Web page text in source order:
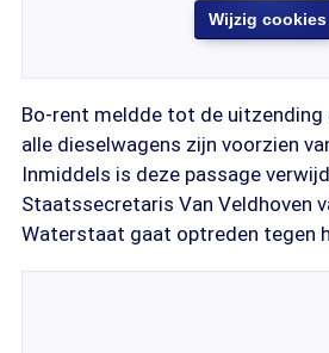
Wijzig cookies
Bo-rent meldde tot de uitzending
alle dieselwagens zijn voorzien
Inmiddels is deze passage
Staatssecretaris Van Veldhoven
Waterstaat gaat optreden tegen